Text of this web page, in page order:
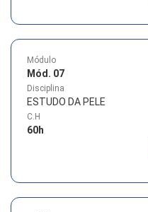
Módulo
Mód. 07
Disciplina
ESTUDO DA PELE
C.H
60h